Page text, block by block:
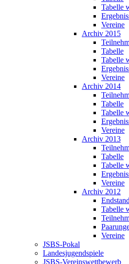
Tabelle
Vereine
Archiv 2015
Tabelle
Tabelle
Vereine
Archiv 2014
Tabelle
Tabelle
Vereine
Archiv 2013
Tabelle
Tabelle
Vereine
Archiv 2012
Endstand
Tabelle
Vereine
JSBS-Pokal
Landesjugendspiele
JSBS-Vereinswettbewerb